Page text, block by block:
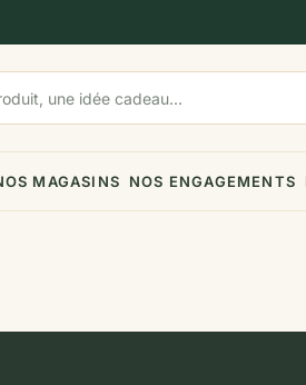
MAGASINS NOS ENGAGEMENTS